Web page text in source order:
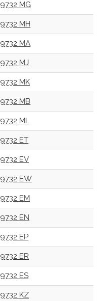
9732 MG
9732 MH
9732 MA
9732 MJ
9732 MK
9732 MB
9732 ML
9732 ET
9732 EV
9732 EW
9732 EM
9732 EN
9732 EP
9732 ER
9732 ES
9732 KZ